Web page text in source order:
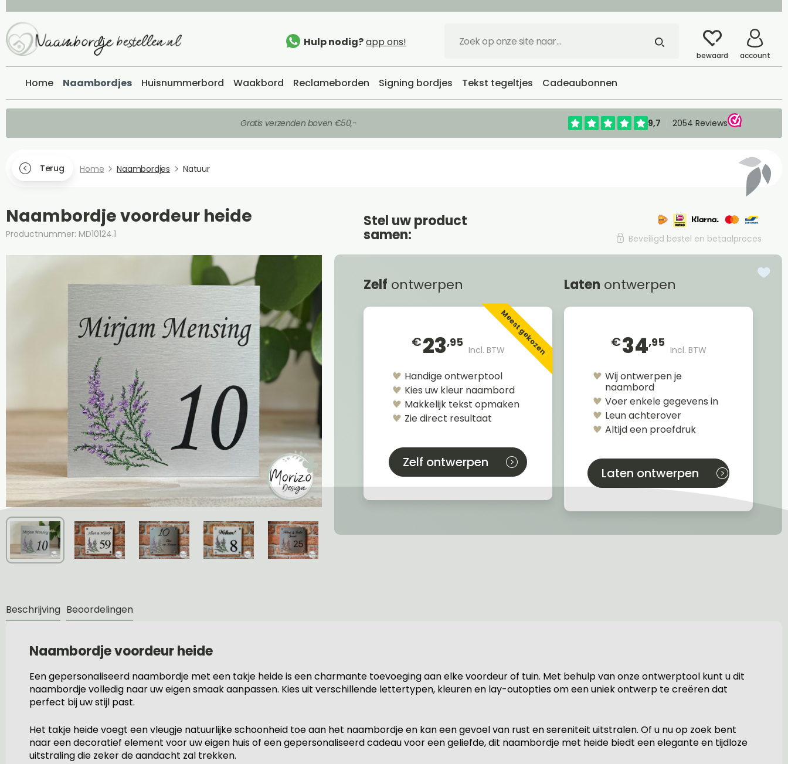
Hulp nodig?app ons!
bewaard account
Home Naambordjes Huisnummerbord Waakbord Reclameborden Signing bordjes Tekst tegeltjes Cadeaubonnen
Gratis verzenden boven €50,-
Terug Home Naambordjes Natuur
Naambordje voordeur heide
Productnummer: MD10124.1
Stel uw product
samen: Beveiligd bestel en betaalproces
Zelf ontwerpen
€23,95
Incl. BTWMeest gekozen
Handige ontwerptool
Kies uw kleur naambord
Makkelijk tekst opmaken
Zie direct resultaat
Zelf ontwerpen
Laten ontwerpen
€34,95
Incl. BTW
Wij ontwerpen je
naambord
Voer enkele gegevens in
Leun achterover
Altijd een proefdruk
Laten ontwerpen
Beschrijving Beoordelingen
Naambordje voordeur heide
Een gepersonaliseerd naambordje met een takje heide is een charmante toevoeging aan elke voordeur of tuin. Met behulp van onze ontwerptool kunt u dit
naambordje volledig naar uw eigen smaak aanpassen. Kies uit verschillende lettertypen, kleuren en lay-outopties om een uniek ontwerp te creëren dat
perfect bij uw stijl past.
Het takje heide voegt een vleugje natuurlijke schoonheid toe aan het naambordje en kan een gevoel van rust en sereniteit uitstralen. Of u nu op zoek bent
naar een decoratief element voor uw eigen huis of een gepersonaliseerd cadeau voor een geliefde, dit naambordje met heide biedt een elegante en tijdloze
uitstraling die zeker de aandacht zal trekken.